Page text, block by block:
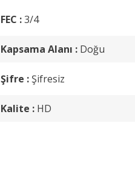
FEC :3/4
Kapsama Alanı :Doğu
Şifre :Şifresiz
Kalite :HD